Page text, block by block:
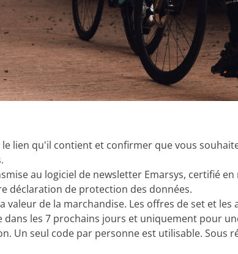
lien qu'il contient et confirmer que vous
au logiciel de newsletter Emarsys, certifié
déclaration de protection des données.
de la marchandise. Les offres de set et
les 7 prochains jours et uniquement pour
Un seul code par personne est utilisable. Sous